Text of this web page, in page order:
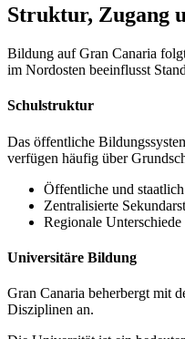
Struktur, Zugang
Bildung auf Gran Canaria
im Nordosten beeinflusst
Schulstruktur
Das öffentliche
verfügen häufig über
Öffentliche und
Zentralisierte
Regionale
Universitäre Bildung
Gran Canaria beherbergt mit
Disziplinen an.